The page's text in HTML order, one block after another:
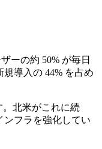
ーの約 50% が毎日
導入の 44% を占め
。北米がこれに続
ンフラを強化してい